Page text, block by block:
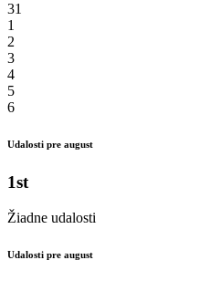
31
1
2
3
4
5
6
Udalosti pre august
1st
Žiadne udalosti
Udalosti pre august